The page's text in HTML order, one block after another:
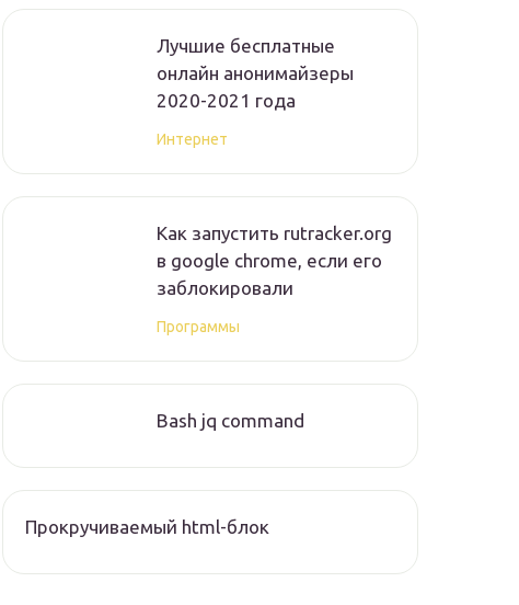
Лучшие бесплатные
онлайн анонимайзеры
2020-2021 года
Интернет
Как запустить rutracker.org
в google chrome, если его
заблокировали
Программы
Bash jq command
Прокручиваемый html-блок